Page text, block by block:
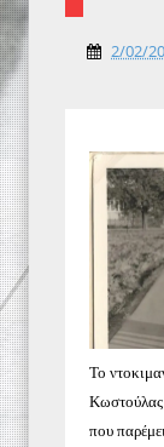
2/02/
Το
Κωστούλας
που